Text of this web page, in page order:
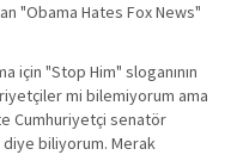
"Obama Hates Fox News"
için "Stop Him" sloganının
mi bilemiyorum ama
Cumhuriyetçi senatör
biliyorum. Merak